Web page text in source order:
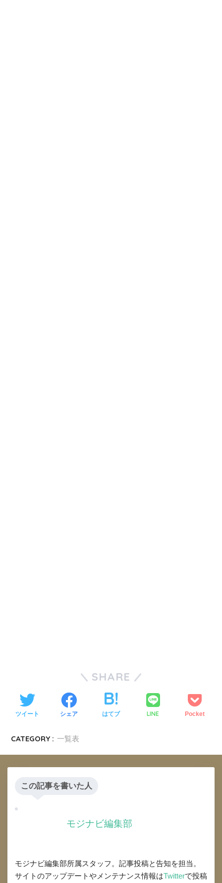
SHARE
ツイート シェア はてブ LINE Pocket
CATEGORY : 一覧表
この記事を書いた人
モジナビ編集部
モジナビ編集部所属スタッフ。記事投稿と告知を担当。
サイトのアップデートやメンテナンス情報はTwitterで投稿